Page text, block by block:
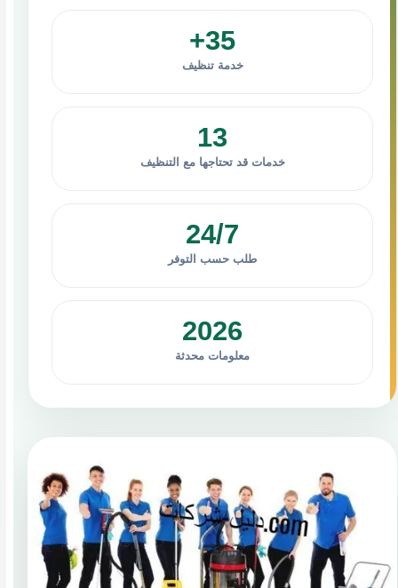
35+
خدمة تنظيف
13
خدمات قد تحتاجها مع التنظيف
24/7
طلب حسب التوفر
2026
معلومات محدثة